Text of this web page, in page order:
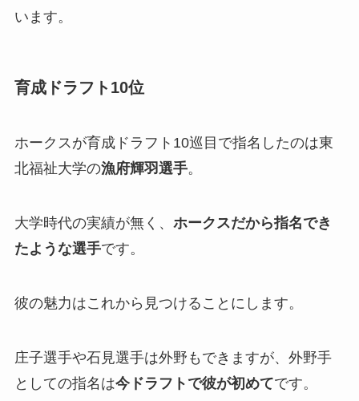
います。
育成ドラフト10位
ホークスが育成ドラフト10巡目で指名したのは東
北福祉大学の漁府輝羽選手。
大学時代の実績が無く、 ホークスだから指名でき
たような選手です。
彼の魅力はこれから見つけることにします。
庄子選手や石見選手は外野もできますが、外野手
としての指名は今ドラフトで彼が初めてです。